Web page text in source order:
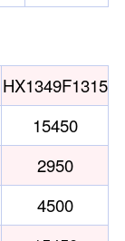
HX1349F1315
15450
2950
4500